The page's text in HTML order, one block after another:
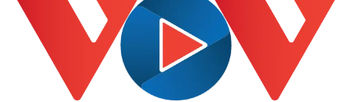
Doanh nghiệp
Thông tin doanh nghiệp
Công nghệ
Sành điệu